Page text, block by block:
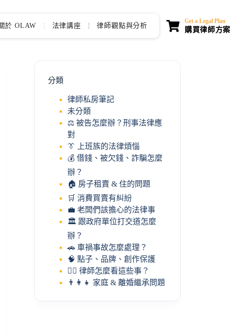
於 OLAW 法律講座 律師觀點與分析
Get a Legal Plan
購買律師方案
分類
律師私房筆記
未分類
⚖️ 被告怎麼辦？刑事法律應
對
👔 上班族的法律煩惱
💰 借錢、被欠錢、詐騙怎麼
辦？
🏠 房子租賣 & 住的問題
🛒 消費買賣有糾紛
💼 老闆們該擔心的法律事
🏛️ 跟政府單位打交道怎麼
辦？
🚗 車禍事故怎麼處理？
🧠 點子、品牌、創作保護
🧑‍⚖️ 律師怎麼看這些事？
👨‍👩‍👧 家庭 & 離婚繼承問題